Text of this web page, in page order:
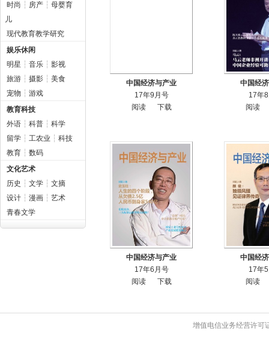
时尚 ┆ 房产 ┆ 母婴育
儿
现代教育教学研究
娱乐休闲
明星 ┆ 音乐 ┆ 影视
旅游 ┆ 摄影 ┆ 美食
宠物 ┆ 游戏
教育科技
外语 ┆ 科普 ┆ 科学
留学 ┆ 工农业 ┆ 科技
教育 ┆ 数码
文化艺术
历史 ┆ 文学 ┆ 文摘
设计 ┆ 漫画 ┆ 艺术
青春文学
中国经济与产业
17年9月号
阅读
下载
中国经
17年
阅读
中国经济与产业
17年6月号
阅读
下载
中国经
17年
阅读
增值电信业务经营许